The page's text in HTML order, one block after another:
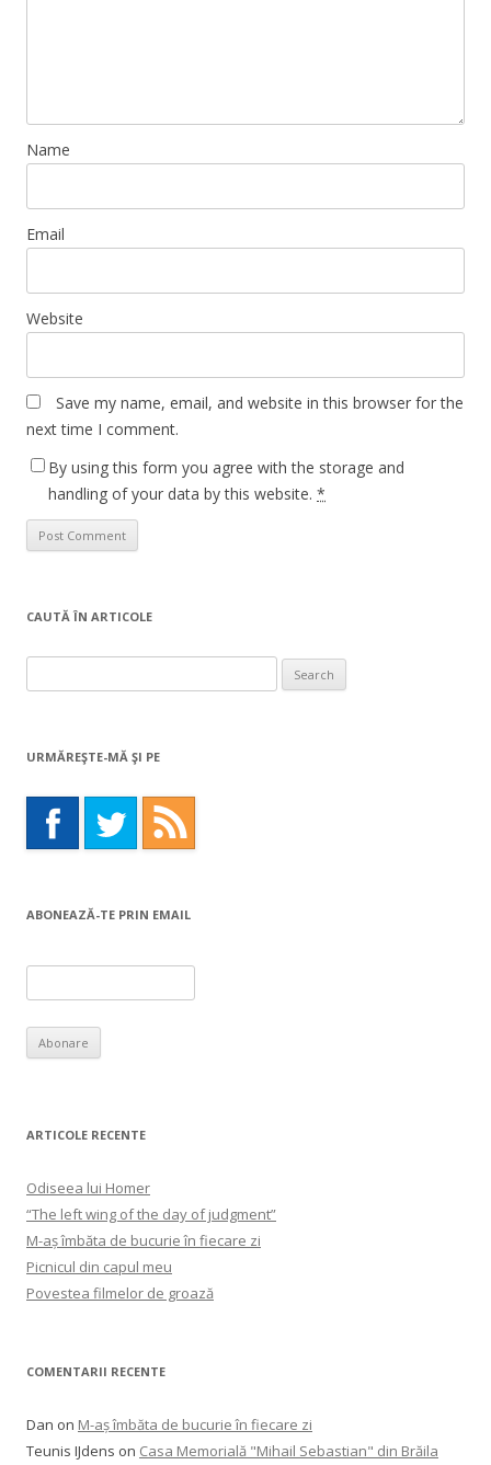
Name
Email
Website
Save my name, email, and website in this browser for the
next time I comment.
By using this form you agree with the storage and
handling of your data by this website. *
CAUTĂ ÎN ARTICOLE
for:
URMĂREŞTE-MĂ ŞI PE
ABONEAZĂ-TE PRIN EMAIL
ARTICOLE RECENTE
Odiseea lui Homer
“The left wing of the day of judgment”
M-aș îmbăta de bucurie în fiecare zi
Picnicul din capul meu
Povestea filmelor de groază
COMENTARII RECENTE
Dan on M-aș îmbăta de bucurie în fiecare zi
Teunis IJdens on Casa Memorială "Mihail Sebastian" din Brăila